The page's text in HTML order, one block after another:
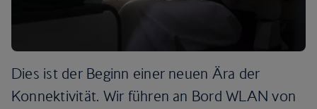
Dies ist der Beginn einer neuen Ära der
Konnektivität. Wir führen an Bord WLAN von